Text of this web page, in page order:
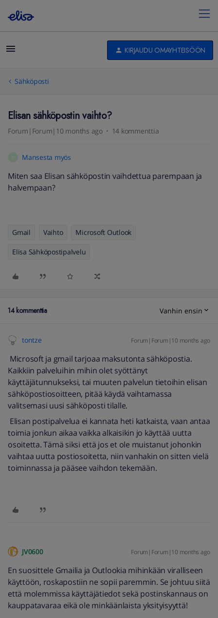
KIRJAUDU OMAYHTEISÖÖN
Sähköposti
Elisan sähköpostin vaihto?
Forum|Forum|10 months ago 14 kommenttia
Mansesta myös
Miten saa Elisan sähköpostin vaihdettua parempaan ja
halvempaan?
Gmail Vaihto Microsoft Outlook
Elisa Sähköpostipalvelu
14 kommenttia Vanhin ensin
tontze Forum|Forum|10 months ago
Microsoft ja gmail tarjoaa maksutonta sähköpostia.
Kaikkiin palveluihin mihin olet syöttänyt
käyttäjätunnukseksi, tai muuten palvelun tietoihin elisan
sähköpostiosoitteen, pitää käydä vaihtamassa
valitsemasi uusi sähköposti tilalle.
Elisan postipalvelua ei kannata heti katkaista, vaan antaa
toimia jonkun aikaa vaikka alkaisikin jo käyttää uutta
osoitetta. Tämä siksi että jos et ole muistanut johonkin
vaihtaa uutta postiosoitetta, niin vanhakin on sitten vielä
toiminnassa ja pääsee vaihdon tekemään.
JV0600 Forum|Forum|10 months ago
En suosittele Gmailia ja Outlookia mihinkään viralliseen
käyttöön, roskapostiin ne sopii paremmin. Se johtuu siitä
että molemmissa käyttäjätiedot sekä postinskannaus on
kauppatavaraa eikä ole minkäänlaista yksityisyyttä!